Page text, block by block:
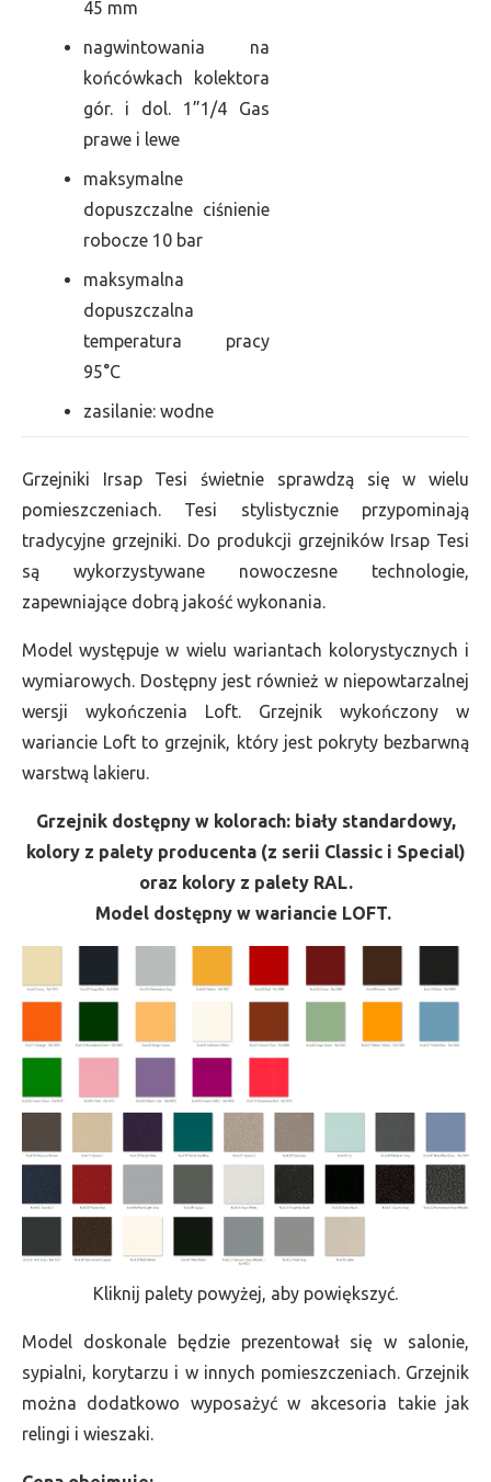
45 mm
nagwintowania na
końcówkach kolektora
gór. i dol. 1”1/4 Gas
prawe i lewe
maksymalne
dopuszczalne ciśnienie
robocze 10 bar
maksymalna
dopuszczalna
temperatura pracy
95°C
zasilanie: wodne
Grzejniki Irsap Tesi świetnie sprawdzą się w wielu
pomieszczeniach. Tesi stylistycznie przypominają
tradycyjne grzejniki. Do produkcji grzejników Irsap Tesi
są wykorzystywane nowoczesne technologie,
zapewniające dobrą jakość wykonania.
Model występuje w wielu wariantach kolorystycznych i
wymiarowych. Dostępny jest również w niepowtarzalnej
wersji wykończenia Loft. Grzejnik wykończony w
wariancie Loft to grzejnik, który jest pokryty bezbarwną
warstwą lakieru.
Grzejnik dostępny w kolorach: biały standardowy,
kolory z palety producenta (z serii Classic i Special)
oraz kolory z palety RAL.
Model dostępny w wariancie LOFT.
Kliknij palety powyżej, aby powiększyć.
Model doskonale będzie prezentował się w salonie,
sypialni, korytarzu i w innych pomieszczeniach. Grzejnik
można dodatkowo wyposażyć w akcesoria takie jak
relingi i wieszaki.